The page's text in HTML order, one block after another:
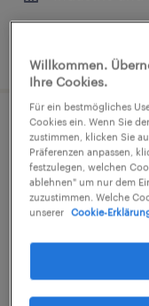
Lagerleiter
Industrie
Willkommen.
Ihre Cookies.
Für ein bestmögliches
Cookies ein. Wenn Sie
zustimmen, klicken Sie
Präferenzen anpassen,
festzulegen, welchen
ablehnen" um nur dem
zuzustimmen. Welche
unserer
Cookie-